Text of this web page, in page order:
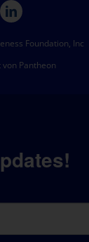
Foundation, Inc
Pantheon